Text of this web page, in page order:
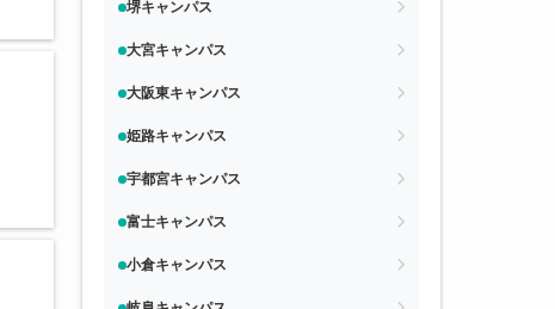
堺キャンパス
大宮キャンパス
大阪東キャンパス
姫路キャンパス
宇都宮キャンパス
富士キャンパス
小倉キャンパス